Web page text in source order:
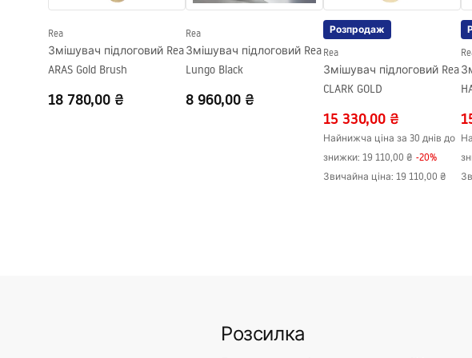
Гарантія
24 місяці
Rea
Змішувач підлоговий Rea
ARAS Gold Brush
18 780,00 ₴
Rea
Змішувач підлоговий Rea
Lungo Black
8 960,00 ₴
Розпродаж
Rea
Змішувач підлоговий Rea
CLARK GOLD
15 330,00 ₴
Найнижча ціна за 30 днів до
знижки: 19 110,00 ₴ -20%
Звичайна ціна: 19 110,00 ₴
Розсилка